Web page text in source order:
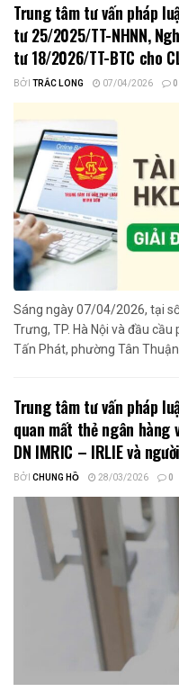
Trung tâm tư vấn pháp
tư 25/2025/TT-NHNN,
tư 18/2026/TT-BTC cho
BỞI TRẮC LONG 07/04/2026 0
Sáng ngày 07/04/2026, tại
Trưng, TP. Hà Nội và đầu
Tấn Phát, phường Tân
Trung tâm tư vấn pháp
quan mất thẻ ngân hàng
DN IMRIC – IRLIE và
BỞI CHUNG HỒ 28/03/2026 0